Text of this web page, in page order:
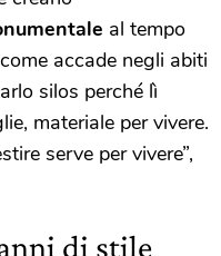
al tempo
accade negli abiti
silos perché lì
materiale per vivere.
serve per vivere”,
di stile